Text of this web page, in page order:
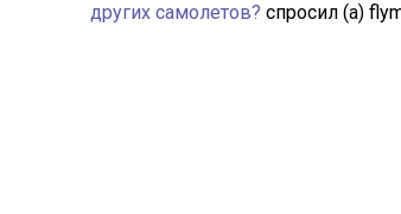
других самолетов? спросил (а)